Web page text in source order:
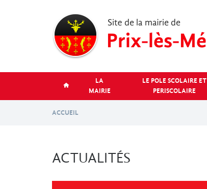
LA
MAIRIE
LE POLE SCOLAIRE ET
PERISCOLAIRE
ACCUEIL
ACTUALITÉS